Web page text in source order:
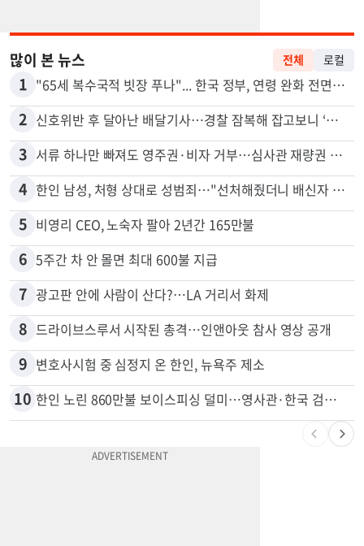
많이 본 뉴스
1 "65세 복수국적 빗장 푸나"... 한국 정부, 연령 완화 전면 추진
2 신호위반 후 달아난 배달기사…경찰 잠복해 잡고보니 ‘반전’
3 서류 하나만 빠져도 영주권·비자 거부…심사관 재량권 대폭 확대
4
5 비영리 CEO, 노숙자 팔아 2년간 165만불
6 5주간 차 안 몰면 최대 600불 지급
7 광고판 안에 사람이 산다?…LA 거리서 화제
8 드라이브스루서 시작된 총격…인앤아웃 참사 영상 공개
9 변호사시험 중 심정지 온 한인, 뉴욕주 제소
한인 노린 860만불 보이스피싱 덜미…영사관·한국 검찰 사칭